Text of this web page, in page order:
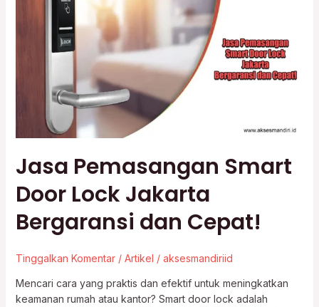
Jasa Pemasangan Smart
Door Lock Jakarta
Bergaransi dan Cepat!
Tinggalkan Komentar / Artikel / aksesmandiriid
Mencari cara yang praktis dan efektif untuk meningkatkan
keamanan rumah atau kantor? Smart door lock adalah
Bergaransi